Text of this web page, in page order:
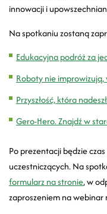
innowacji i
Na spotkaniu zostaną
Edukacyjna podróż za
Roboty nie
Przyszłość, która
Gero-Hero. Znajdź w
Po prezentacji będzie
uczestniczących. Na
formularz na stronie, w
zaproszeniem na